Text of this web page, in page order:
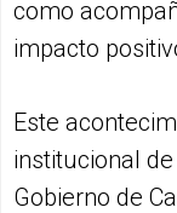
como
impacto
Este
institucional
Gobierno de